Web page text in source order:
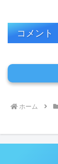
コメント
ホーム